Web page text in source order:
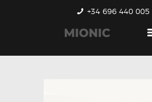
+34 696 440 005
GENERACIÓN 1